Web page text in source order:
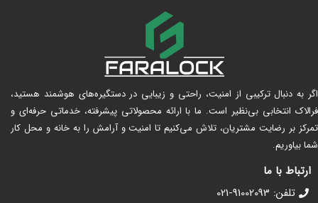
اگر به دنبال ترکیبی از امنیت، راحتی و زیبایی در دستگیره‌های هوشمند هستید،
فرالاک انتخابی بی‌نظیر است. ما با ارائه محصولاتی پیشرفته، خدماتی حرفه‌ای و
تمرکز بر رضایت مشتریان، تلاش می‌کنیم تا امنیت و آرامش را به خانه و محل کار
شما بیاوریم.
ارتباط با ما
تلفن: 91002093-021